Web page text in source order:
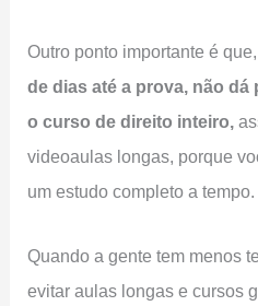
Outro ponto importante é
de dias até a prova, não
o curso de direito inteiro,
videoaulas longas, porque
um estudo completo a tempo.
Quando a gente tem menos
evitar aulas longas e cursos